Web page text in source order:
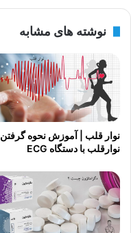
نوشته های مشابه
نوار قلب | آموزش نحوه گرفتن
نوارقلب با دستگاه ECG